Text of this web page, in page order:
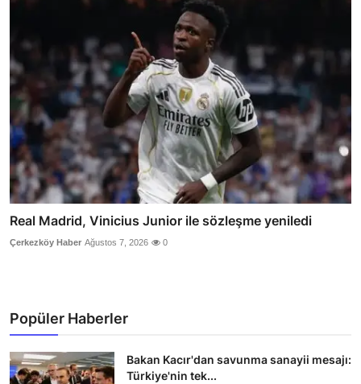
Real Madrid, Vinicius Junior ile sözleşme yeniledi
Çerkezköy Haber Ağustos 7, 2026 0
Popüler Haberler
Bakan Kacır'dan savunma sanayii mesajı:
Türkiye'nin tek...